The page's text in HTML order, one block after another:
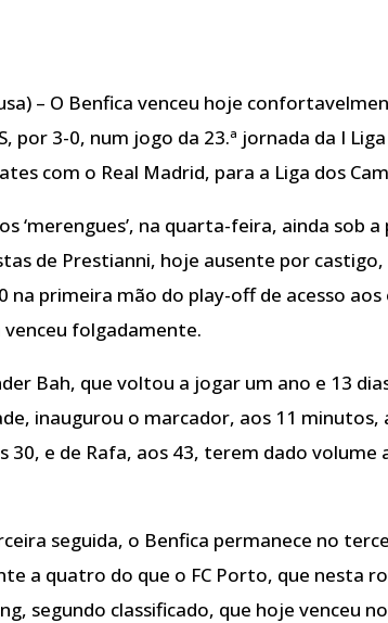
– O Benfica venceu hoje
por 3-0, num jogo da 23.ª jornada da I
com o Real Madrid, para a Liga dos
‘merengues’, na quarta-feira, ainda sob a
de Prestianni, hoje ausente por castigo,
na primeira mão do play-off de acesso
venceu folgadamente.
Bah, que voltou a jogar um ano e 13
inaugurou o marcador, aos 11
30, e de Rafa, aos 43, terem dado
seguida, o Benfica permanece no
a quatro do que o FC Porto, que nesta
segundo classificado, que hoje venceu